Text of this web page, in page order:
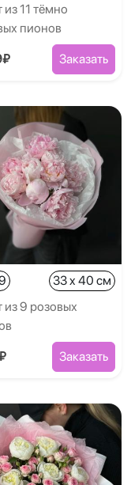
из 11 тёмно
пионов
Заказать
33 x 40 см
из 9 розовых
Заказать